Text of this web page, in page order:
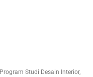
Studi Desain Interior,